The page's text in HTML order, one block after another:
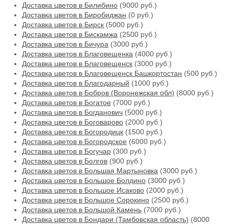
Доставка цветов в Билибино (9000 руб.)
Доставка цветов в Биробиджан (0 руб.)
Доставка цветов в Бирск (5000 руб.)
Доставка цветов в Бискамжа (2500 руб.)
Доставка цветов в Бичура (3000 руб.)
Доставка цветов в Благовещенка (4000 руб.)
Доставка цветов в Благовещенск (3000 руб.)
Доставка цветов в Благовещенск Башкортостан (500 руб.)
Доставка цветов в Благодарный (1000 руб.)
Доставка цветов в Бобров (Воронежская обл) (8000 руб.)
Доставка цветов в Богатое (7000 руб.)
Доставка цветов в Богданович (5000 руб.)
Доставка цветов в Боговарово (2000 руб.)
Доставка цветов в Богородицк (1500 руб.)
Доставка цветов в Богородское (6000 руб.)
Доставка цветов в Богучар (300 руб.)
Доставка цветов в Болгов (900 руб.)
Доставка цветов в Большая Мартыновка (3000 руб.)
Доставка цветов в Большое Болдино (3000 руб.)
Доставка цветов в Большое Исаково (2000 руб.)
Доставка цветов в Большое Сорокино (2500 руб.)
Доставка цветов в Большой Камень (7000 руб.)
Доставка цветов в Бондари (Тамбовская область) (8000